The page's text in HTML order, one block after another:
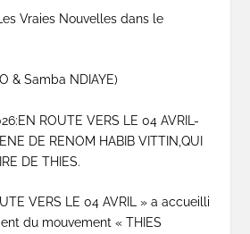
Vraies Nouvelles dans le
& Samba NDIAYE)
ROUTE VERS LE 04 AVRIL-
DE RENOM HABIB VITTIN,QUI
DE THIES.
VERS LE 04 AVRIL » a accueilli
du mouvement « THIES